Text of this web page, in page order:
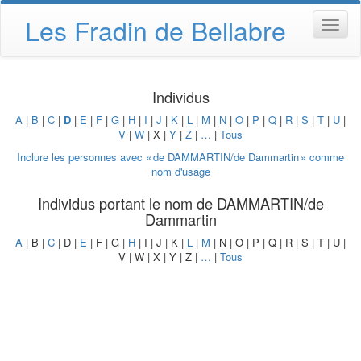
Les Fradin de Bellabre
Individus
A | B | C | D | E | F | G | H | I | J | K | L | M | N | O | P | Q | R | S | T | U |
V | W | X | Y | Z | … | Tous
Inclure les personnes avec «de DAMMARTIN/de Dammartin» comme
nom d'usage
Individus portant le nom de DAMMARTIN/de
Dammartin
A | B | C | D | E | F | G | H | I | J | K | L | M | N | O | P | Q | R | S | T | U |
V | W | X | Y | Z | … | Tous